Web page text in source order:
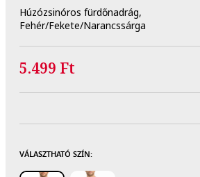
Húzózsinóros fürdőnadrág,
Fehér/Fekete/Narancssárga
5.499 Ft
VÁLASZTHATÓ SZÍN: